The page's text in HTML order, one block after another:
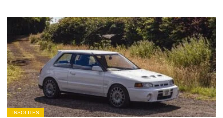
INSOLITES